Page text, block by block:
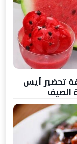
تحضير آيس
الصيف